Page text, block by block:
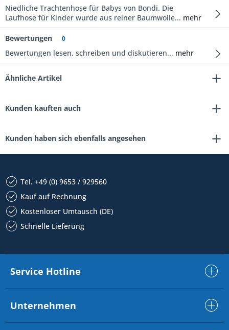
Niedliche Trachtenhose für Babys von Bondi. Die
Laufhose für Kinder wurde aus reiner Baumwolle... mehr
Bewertungen 0
Bewertungen lesen, schreiben und diskutieren... mehr
Ähnliche Artikel
Kunden kauften auch
Kunden haben sich ebenfalls angesehen
Tel. +49 (0) 9653 / 929560
Kauf auf Rechnung
Kostenloser Umtausch (DE)
Schnelle Lieferung
Service Hotline
Unternehmen